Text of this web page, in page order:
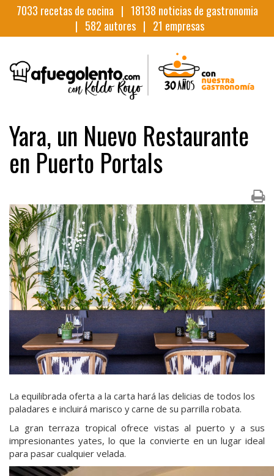
7033 recetas de cocina | 18138 noticias de gastronomia
| 582 autores | 21 empresas
Yara, un Nuevo Restaurante
en Puerto Portals
La equilibrada oferta a la carta hará las delicias de todos los
paladares e incluirá marisco y carne de su parrilla robata.
La gran terraza tropical ofrece vistas al puerto y a sus
impresionantes yates, lo que la convierte en un lugar ideal
para pasar cualquier velada.